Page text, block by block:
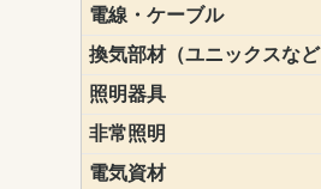
電線・ケーブル
換気部材（ユニックスなど
照明器具
非常照明
電気資材